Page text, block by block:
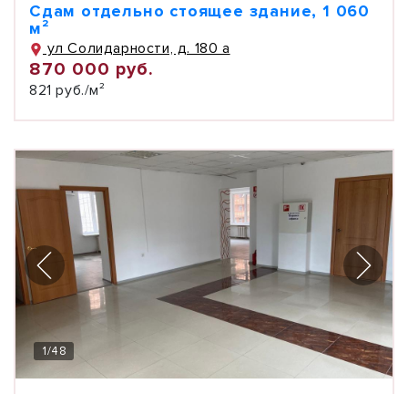
Сдам отдельно стоящее здание, 1 060
м²
ул Солидарности, д. 180 а
870 000 руб.
821 руб./м²
1/48